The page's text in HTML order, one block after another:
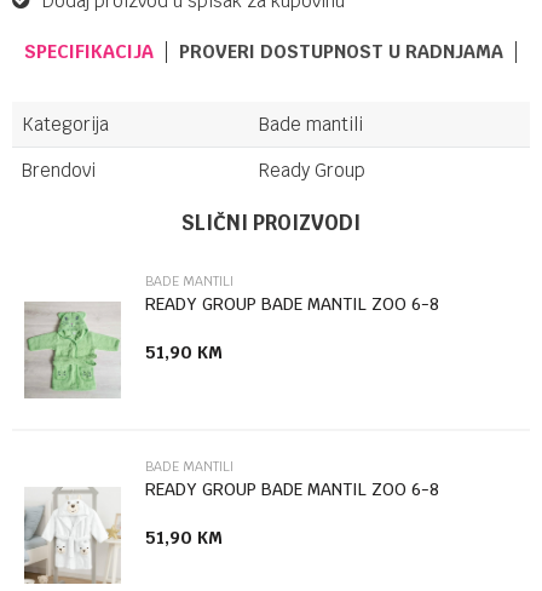
SPECIFIKACIJA PROVERI DOSTUPNOST U RADNJAMA
Kategorija
Bade mantili
Brendovi
Ready Group
Poruka
Anti-spam zaštita - izračunajte koliko je 2 + 3 :
SLIČNI PROIZVODI
BADE MANTILI
READY GROUP BADE MANTIL ZOO 6-8
51,90 KM
BADE MANTILI
READY GROUP BADE MANTIL ZOO 6-8
51,90 KM